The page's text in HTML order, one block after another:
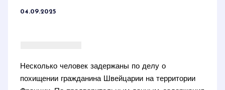
04.09.2025
Несколько человек задержаны по делу о
похищении гражданина Швейцарии на территории